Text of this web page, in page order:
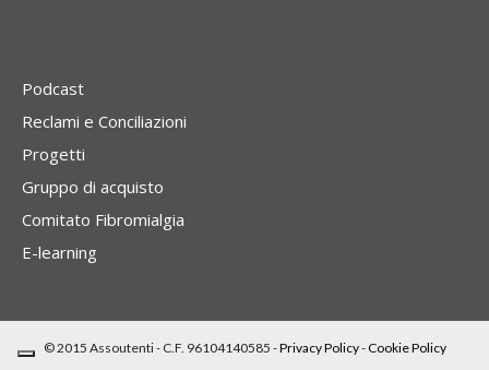
Podcast
Reclami e Conciliazioni
Progetti
Gruppo di acquisto
Comitato Fibromialgia
E-learning
© 2015 Assoutenti - C.F. 96104140585 -Privacy Policy-Cookie Policy